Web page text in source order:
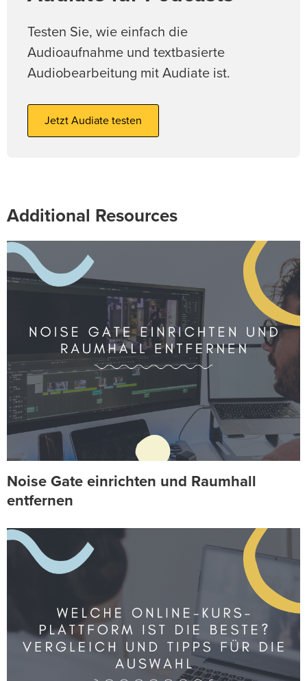
Testen Sie, wie einfach die
Audioaufnahme und textbasierte
Audiobearbeitung mit Audiate ist.
Jetzt Audiate testen
Additional Resources
Noise Gate einrichten und Raumhall
entfernen